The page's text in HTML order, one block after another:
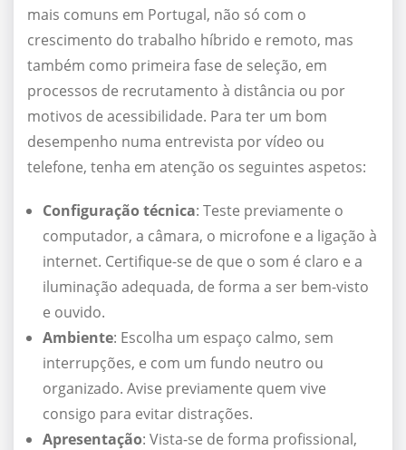
mais comuns em Portugal, não só com o
crescimento do trabalho híbrido e remoto, mas
também como primeira fase de seleção, em
processos de recrutamento à distância ou por
motivos de acessibilidade. Para ter um bom
desempenho numa entrevista por vídeo ou
telefone, tenha em atenção os seguintes aspetos:
Configuração técnica: Teste previamente o
computador, a câmara, o microfone e a ligação à
internet. Certifique-se de que o som é claro e a
iluminação adequada, de forma a ser bem-visto
e ouvido.
Ambiente: Escolha um espaço calmo, sem
interrupções, e com um fundo neutro ou
organizado. Avise previamente quem vive
consigo para evitar distrações.
Apresentação: Vista-se de forma profissional,